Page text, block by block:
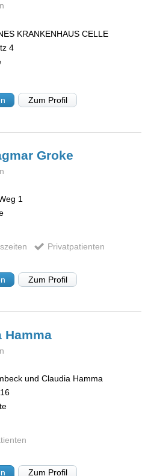
KRANKENHAUS CELLE
4
Zum Profil
Groke
1
Privatpatienten
Zum Profil
Hamma
und Claudia Hamma
Zum Profil